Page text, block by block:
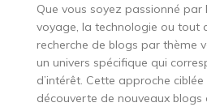
Que vous soyez passionné par
voyage, la technologie ou tout
recherche de blogs par thème
un univers spécifique qui
d’intérêt. Cette approche
découverte de nouveaux blogs